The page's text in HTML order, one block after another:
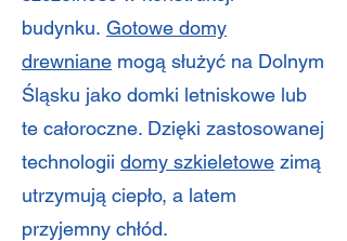
budynku. Gotowe domy
drewniane mogą służyć na Dolnym
Śląsku jako domki letniskowe lub
te całoroczne. Dzięki zastosowanej
technologii domy szkieletowe zimą
utrzymują ciepło, a latem
przyjemny chłód.